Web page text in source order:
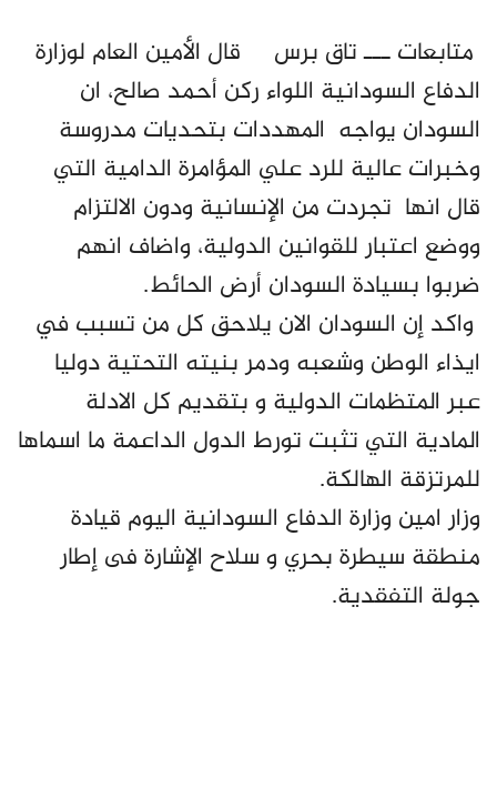
متابعات ـــ تاق برس قال الأمين العام لوزارة
الدفاع السودانية اللواء ركن أحمد صالح، ان
السودان يواجه المهددات بتحديات مدروسة
وخبرات عالية للرد علي المؤامرة الدامية التي
قال انها تجردت من الإنسانية ودون الالتزام
ووضع اعتبار للقوانين الدولية، واضاف انهم
ضربوا بسيادة السودان أرض الحائط.
واكد إن السودان الان يلاحق كل من تسبب في
ايذاء الوطن وشعبه ودمر بنيته التحتية دوليا
عبر المتظمات الدولية و بتقديم كل الادلة
المادية التي تثبت تورط الدول الداعمة ما اسماها
للمرتزقة الهالكة.
وزار امين وزارة الدفاع السودانية اليوم قيادة
منطقة سيطرة بحري و سلاح الإشارة فى إطار
جولة التفقدية.